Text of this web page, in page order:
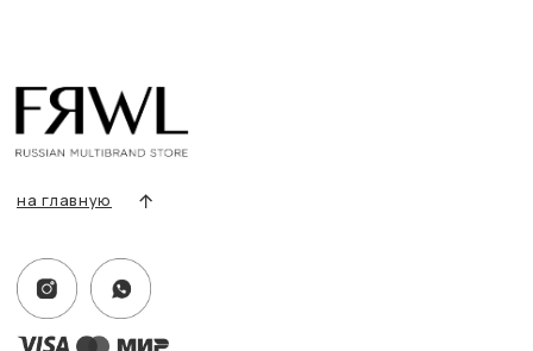
Условия возврата/обмена
Оплата и доставка
Контакты, реквизиты
ПН-ВС с 10:00 до 22:00